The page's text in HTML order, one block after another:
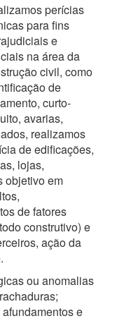
perícias
para fins
e
na área da
civil, como
de
curto-
avarias,
realizamos
de edificações,
lojas,
objetivo em
de fatores
construtivo) e
ação da
ou anomalias
e